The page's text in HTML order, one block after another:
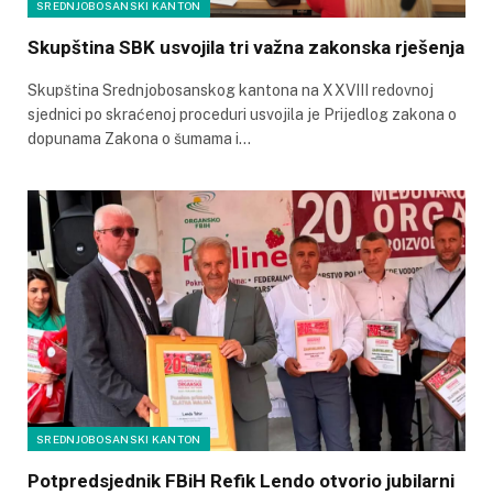
SREDNJOBOSANSKI KANTON
Skupština SBK usvojila tri važna zakonska rješenja
Skupština Srednjobosanskog kantona na XXVIII redovnoj
sjednici po skraćenoj proceduri usvojila je Prijedlog zakona o
dopunama Zakona o šumama i…
SREDNJOBOSANSKI KANTON
Potpredsjednik FBiH Refik Lendo otvorio jubilarni